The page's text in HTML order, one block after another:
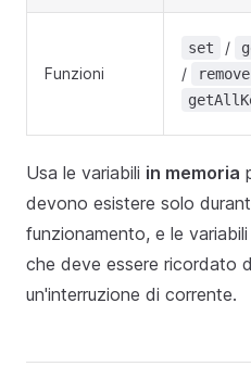
Funzioni
set /
/ remove
Usa le variabili in memoria
devono esistere solo
funzionamento, e le variabili
che deve essere ricordato
un'interruzione di corrente.